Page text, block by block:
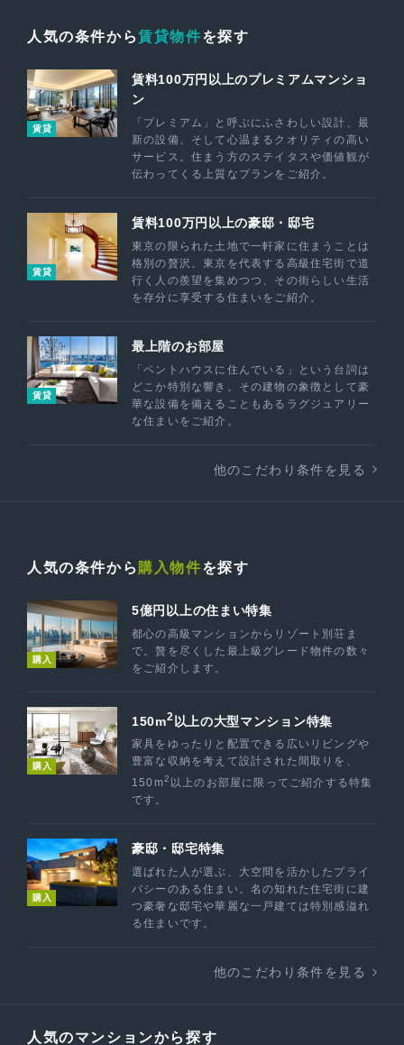
人気の条件から賃貸物件を探す
賃貸
賃料100万円以上のプレミアムマンショ
ン
「プレミアム」と呼ぶにふさわしい設計、最
新の設備、そして心温まるクオリティの高い
サービス。住まう方のステイタスや価値観が
伝わってくる上質なプランをご紹介。
賃貸
賃料100万円以上の豪邸・邸宅
東京の限られた土地で一軒家に住まうことは
格別の贅沢。東京を代表する高級住宅街で道
行く人の羨望を集めつつ、その街らしい生活
を存分に享受する住まいをご紹介。
賃貸
最上階のお部屋
「ペントハウスに住んでいる」という台詞は
どこか特別な響き。その建物の象徴として豪
華な設備を備えることもあるラグジュアリー
な住まいをご紹介。
他のこだわり条件を見る
人気の条件から 購入物件を探す
購入
5億円以上の住まい特集
都心の高級マンションからリゾート別荘ま
で。贅を尽くした最上級グレード物件の数々
をご紹介します。
購入
150m2 以上の大型マンション特集
家具をゆったりと配置できる広いリビングや
豊富な収納を考えて設計された間取りを、
150m2 以上のお部屋に限ってご紹介する特集
です。
購入
豪邸・邸宅特集
選ばれた人が選ぶ、大空間を活かしたプライ
バシーのある住まい。名の知れた住宅街に建
つ豪奢な邸宅や華麗な一戸建ては特別感溢れ
る住まいです。
他のこだわり条件を見る
人気のマンションから探す